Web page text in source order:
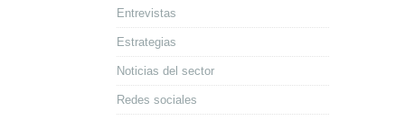
Entrevistas
Estrategias
Noticias del sector
Redes sociales